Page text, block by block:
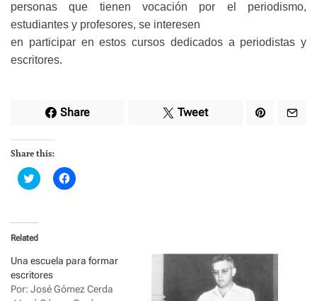
personas que tienen vocación por el periodismo,
estudiantes y profesores, se interesen
en participar en estos cursos dedicados a periodistas y
escritores.
Share Tweet
Share this:
C
l
t
o
s
a
r
e
o
n
C
l
a
r
o
n
Related
Una escuela para formar
escritores
Por: José Gómez Cerda